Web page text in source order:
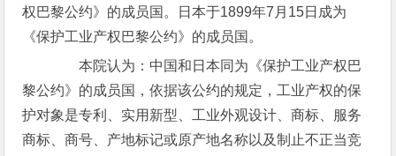
权巴黎公约》的成员国。日本于1899年7月15日成为
《保护工业产权巴黎公约》的成员国。
本院认为：中国和日本同为《保护工业产权巴
黎公约》的成员国，依据该公约的规定，工业产权的保
护对象是专利、实用新型、工业外观设计、商标、服务
商标、商号、产地标记或原产地名称以及制止不正当竞